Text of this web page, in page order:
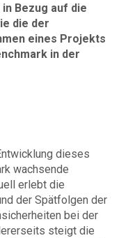
Bezug auf die
die der
eines Projekts
in der
dieses
wachsende
erlebt die
der Spätfolgen der
bei der
steigt die